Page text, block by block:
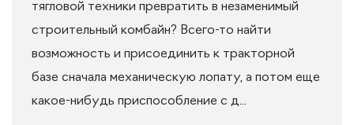
тягловой техники превратить в незаменимый
строительный комбайн? Всего-то найти
возможность и присоединить к тракторной
базе сначала механическую лопату, а потом еще
какое-нибудь приспособление с д...